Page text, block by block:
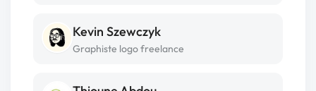
Kevin Szewczyk
Graphiste logo freelance